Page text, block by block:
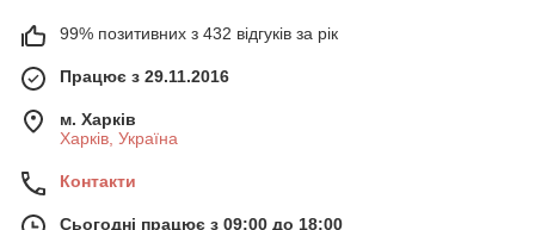
99% позитивних з 432 відгуків за рік
Працює з 29.11.2016
м. Харків
Харків, Україна
Контакти
Сьогодні працює з 09:00 до 18:00